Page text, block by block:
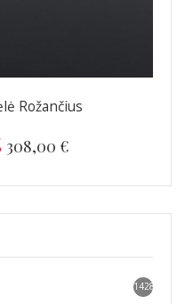
Rožančius
308,00 €
1428